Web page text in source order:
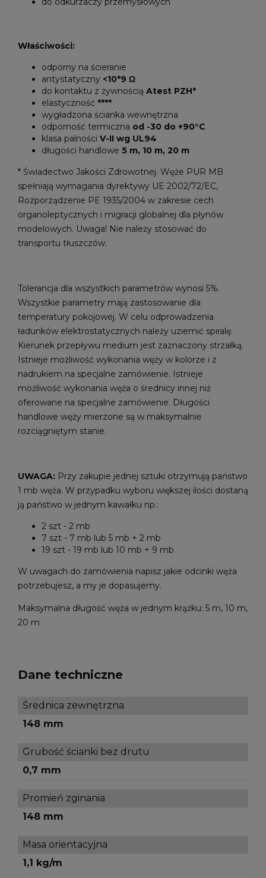
Właściwości:
odporny na ścieranie
antystatyczny <10*9 Ω
do kontaktu z żywnością Atest PZH*
elastyczność ****
wygładzona ścianka wewnętrzna
odporność termiczna od -30 do +90°C
klasa palności V-II wg UL94
długości handlowe 5 m, 10 m, 20 m
* Świadectwo Jakości Zdrowotnej. Węże PUR MB
spełniają wymagania dyrektywy UE 2002/72/EC,
Rozporządzenie PE 1935/2004 w zakresie cech
organoleptycznych i migracji globalnej dla płynów
modelowych. Uwaga! Nie należy stosować do
transportu tłuszczów.
Tolerancja dla wszystkich parametrów wynosi 5%.
Wszystkie parametry mają zastosowanie dla
temperatury pokojowej. W celu odprowadzenia
ładunków elektrostatycznych należy uziemić spiralę.
Kierunek przepływu medium jest zaznaczony strzałką.
Istnieje możliwość wykonania węży w kolorze i z
nadrukiem na specjalne zamówienie. Istnieje
możliwość wykonania węża o średnicy innej niż
oferowane na specjalne zamówienie. Długości
handlowe węży mierzone są w maksymalnie
rozciągniętym stanie.
UWAGA: Przy zakupie jednej sztuki otrzymują państwo
1 mb węża. W przypadku wyboru większej ilości dostaną
ją państwo w jednym kawałku np.:
2 szt - 2 mb
7 szt - 7 mb lub 5 mb + 2 mb
19 szt - 19 mb lub 10 mb + 9 mb
W uwagach do zamówienia napisz jakie odcinki węża
potrzebujesz, a my je dopasujemy.
Maksymalna długość węża w jednym krążku: 5 m, 10 m,
20 m
Dane techniczne
Średnica zewnętrzna
148 mm
Grubość ścianki bez drutu
0,7 mm
Promień zginania
148 mm
Masa orientacyjna
1,1 kg/m